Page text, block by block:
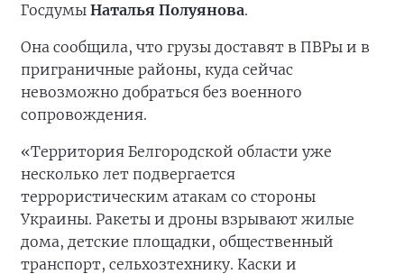
Госдумы Наталья Полуянова.
Она сообщила, что грузы доставят в ПВРы и в
приграничные районы, куда сейчас
невозможно добраться без военного
сопровождения.
«Территория Белгородской области уже
несколько лет подвергается
террористическим атакам со стороны
Украины. Ракеты и дроны взрывают жилые
дома, детские площадки, общественный
транспорт, сельхозтехнику. Каски и